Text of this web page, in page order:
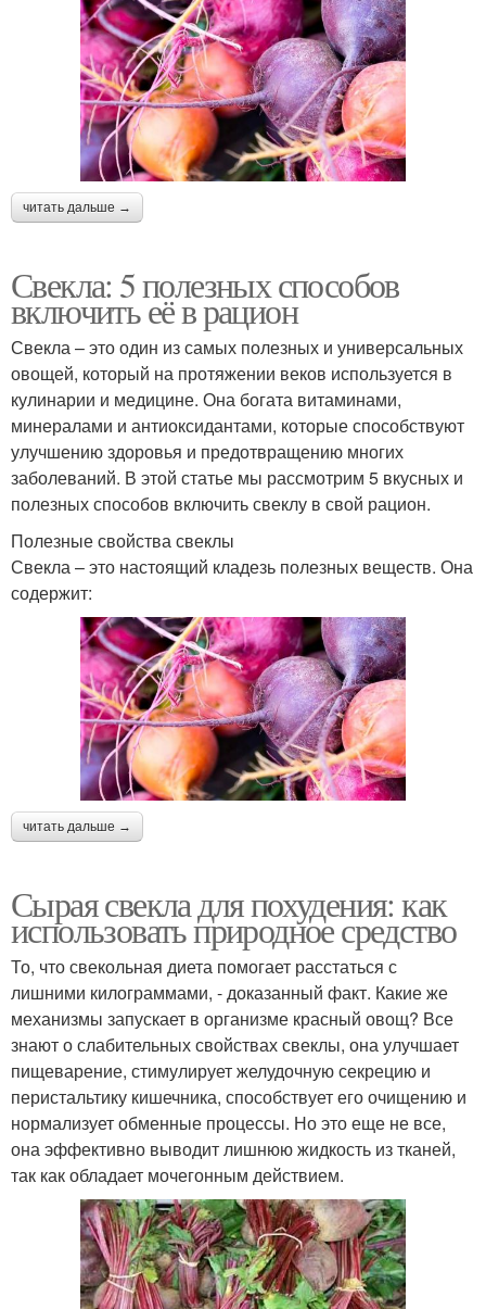
читать дальше →
Свекла: 5 полезных способов
включить её в рацион
Свекла – это один из самых полезных и универсальных
овощей, который на протяжении веков используется в
кулинарии и медицине. Она богата витаминами,
минералами и антиоксидантами, которые способствуют
улучшению здоровья и предотвращению многих
заболеваний. В этой статье мы рассмотрим 5 вкусных и
полезных способов включить свеклу в свой рацион.
Полезные свойства свеклы
Свекла – это настоящий кладезь полезных веществ. Она
содержит:
читать дальше →
Сырая свекла для похудения: как
использовать природное средство
То, что свекольная диета помогает расстаться с
лишними килограммами, - доказанный факт. Какие же
механизмы запускает в организме красный овощ? Все
знают о слабительных свойствах свеклы, она улучшает
пищеварение, стимулирует желудочную секрецию и
перистальтику кишечника, способствует его очищению и
нормализует обменные процессы. Но это еще не все,
она эффективно выводит лишнюю жидкость из тканей,
так как обладает мочегонным действием.